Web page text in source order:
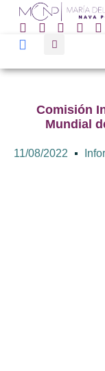
Comisión
Mundial
11/08/2022